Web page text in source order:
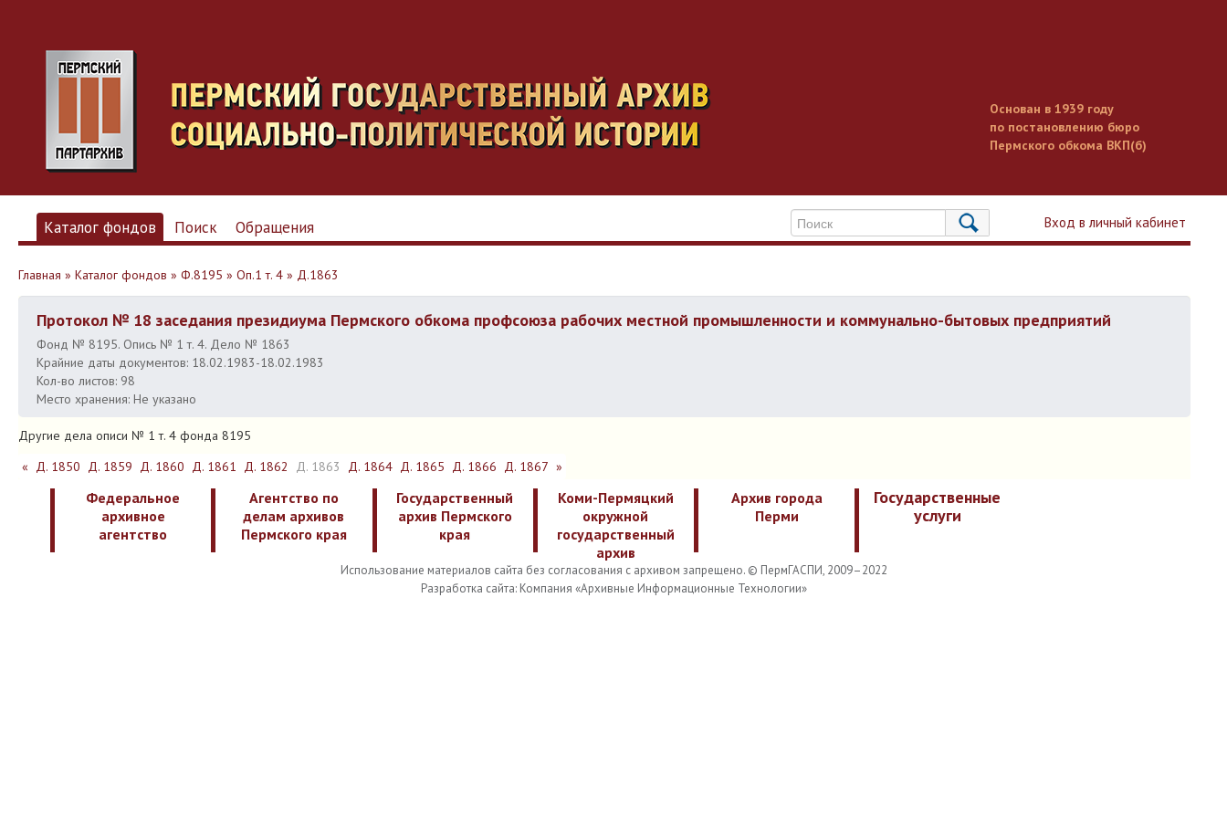
Основан в 1939 году
по постановлению бюро
Пермского обкома ВКП(б)
Вход в личный кабинет
Каталог фондов Поиск Обращения
Главная » Каталог фондов » Ф.8195 » Оп.1 т. 4 » Д.1863
Протокол № 18 заседания президиума Пермского обкома профсоюза рабочих местной промышленности и коммунально-бытовых предприятий
Фонд № 8195. Опись № 1 т. 4. Дело № 1863
Крайние даты документов: 18.02.1983-18.02.1983
Кол-во листов: 98
Место хранения: Не указано
Другие дела описи № 1 т. 4 фонда 8195
« Д. 1850 Д. 1859 Д. 1860 Д. 1861 Д. 1862 Д. 1863 Д. 1864 Д. 1865 Д. 1866 Д. 1867 »
Федеральное
архивное
агентство
Агентство по
делам архивов
Пермского края
Государственный
архив Пермского
края
Коми-Пермяцкий
окружной
государственный
архив
Архив города
Перми
Государственные
услуги
Использование материалов сайта без согласования с архивом запрещено. © ПермГАСПИ, 2009–2022
Разработка сайта: Компания «Архивные Информационные Технологии»